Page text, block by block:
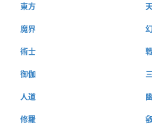
東方
魔界
術士
御伽
人道
修羅